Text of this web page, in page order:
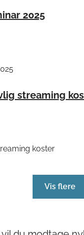
2025
streaming
koster
Vis flere